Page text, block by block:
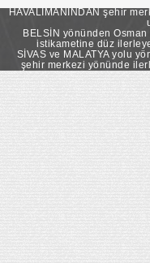
HAVALİMANINDAN şehir
BELSİN yönünden Osman
istikametine düz
SİVAS ve MALATYA yolu
şehir merkezi yönünde